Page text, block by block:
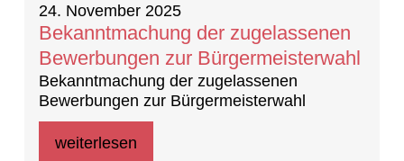
24. November 2025
Bekanntmachung der zugelassenen
Bewerbungen zur Bürgermeisterwahl
Bekanntmachung der zugelassenen
Bewerbungen zur Bürgermeisterwahl
weiterlesen